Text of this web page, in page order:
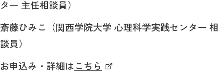
ター 主任相談員）
斎藤ひみこ（関西学院大学 心理科学実践センター 相
談員）
お申込み・詳細は こちら